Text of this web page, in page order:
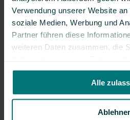
Verwendung unserer Website
soziale Medien, Werbung und
Partner führen diese
weiteren Daten zusammen, die
gesammelt haben.
Alle